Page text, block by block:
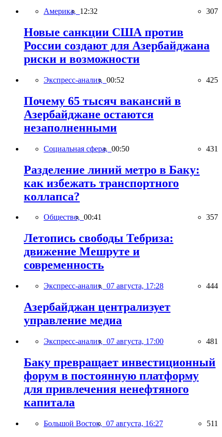
Америка, 12:32 307
Новые санкции США против
России создают для Азербайджана
риски и возможности
Экспресс-анализ, 00:52 425
Почему 65 тысяч вакансий в
Азербайджане остаются
незаполненными
Социальная сфера, 00:50 431
Разделение линий метро в Баку:
как избежать транспортного
коллапса?
Общество, 00:41 357
Летопись свободы Тебриза:
движение Мешруте и
современность
Экспресс-анализ, 07 августа, 17:28 444
Азербайджан централизует
управление медиа
Экспресс-анализ, 07 августа, 17:00 481
Баку превращает инвестиционный
форум в постоянную платформу
для привлечения ненефтяного
капитала
Большой Восток, 07 августа, 16:27 511